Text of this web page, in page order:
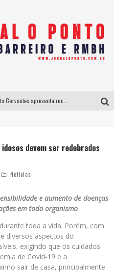
devem ser redobrados
Notícias
e aumento de doenças
em todo organismo
toda a vida. Porém, com
diversos aspectos do
exigindo que os cuidados
de Covid-19 e a
sair de casa, principalmente